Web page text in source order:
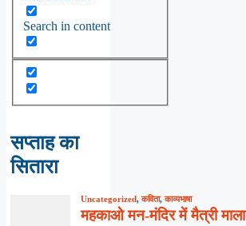
Search in content
सप्ताह का
सितारा
Uncategorized,कविता,काव्यभाषा
महकाओ मन-मंदिर में मैत्री माला